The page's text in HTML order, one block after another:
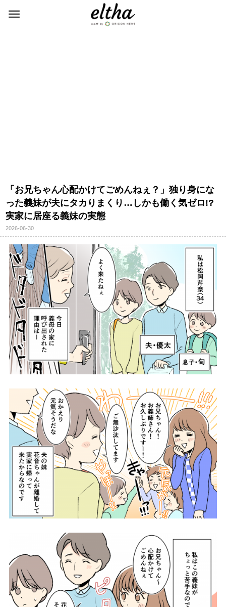
「お兄ちゃん心配かけてごめんねぇ？」独り身にな
った義妹が夫にタカりまくり…しかも働く気ゼロ!?
実家に居座る義妹の実態
2026-06-30